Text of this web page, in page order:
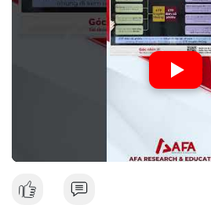
🎥 Xem video trực tiếp tại:
Nguồn: Tài chính & Kinh doanh